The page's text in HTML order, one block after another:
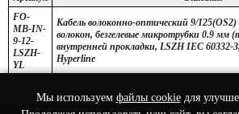
Мы используем файлы cookieдля
FO-
MB-IN-
9-12-
LSZH-
YL
Кабель волоконно-оптический 9/
волокон, безгелевые микротрубки 0.9 мм
внутренней прокладки, LSZH IEC 60332-
Hyperline